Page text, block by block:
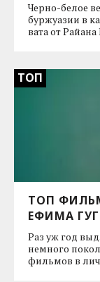
Черно-белое
буржуазии в
вата от
ТОП
ТОП
ЕФИМА
Раз уж год
немного
фильмов в